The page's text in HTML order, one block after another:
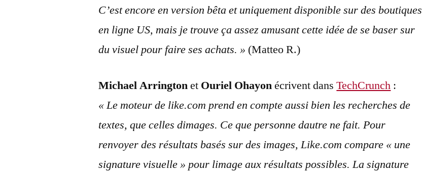
C’est encore en version bêta et uniquement disponible sur des boutiques
en ligne US, mais je trouve ça assez amusant cette idée de se baser sur
du visuel pour faire ses achats. » (Matteo R.)
Michael Arringtonet Ouriel Ohayonécrivent dansTechCrunch :
« Le moteur de like.com prend en compte aussi bien les recherches de
textes, que celles dimages. Ce que personne dautre ne fait. Pour
renvoyer des résultats basés sur des images, Like.com compare « une
signature visuelle » pour limage aux résultats possibles. La signature